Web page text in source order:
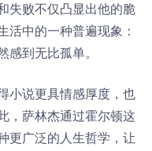
失败不仅凸显出他的脆
活中的一种普遍现象：
到无比孤单。
小说更具情感厚度，也
，萨林杰通过霍尔顿这
更广泛的人生哲学，让